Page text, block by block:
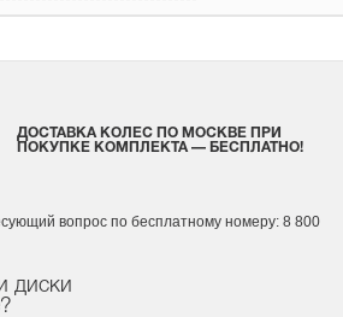
диски
ДОСТАВКА КОЛЕС ПО МОСКВЕ ПРИ
ПОКУПКЕ КОМПЛЕКТА — БЕСПЛАТНО!
вопрос по бесплатному номеру: 8 800